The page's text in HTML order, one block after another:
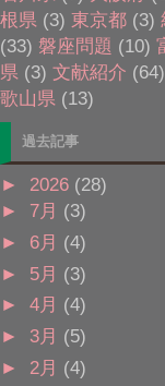
根県 (3) 東京都 (3)
(33) 磐座問題 (10)
県 (3) 文献紹介 (64)
歌山県 (13)
過去記事
► 2026 (28)
► 7月 (3)
► 6月 (4)
► 5月 (3)
► 4月 (4)
► 3月 (5)
► 2月 (4)